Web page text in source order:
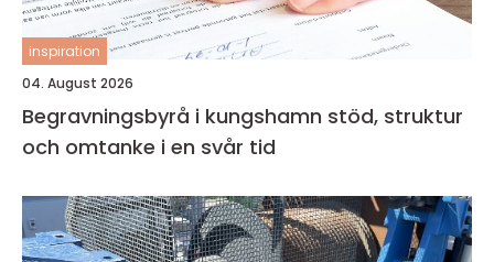
inspiration
04. August 2026
Begravningsbyrå i kungshamn stöd, struktur
och omtanke i en svår tid